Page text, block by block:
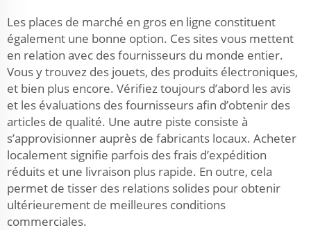
Les places de marché en gros en ligne constituent
également une bonne option. Ces sites vous mettent
en relation avec des fournisseurs du monde entier.
Vous y trouvez des jouets, des produits électroniques,
et bien plus encore. Vérifiez toujours d’abord les avis
et les évaluations des fournisseurs afin d’obtenir des
articles de qualité. Une autre piste consiste à
s’approvisionner auprès de fabricants locaux. Acheter
localement signifie parfois des frais d’expédition
réduits et une livraison plus rapide. En outre, cela
permet de tisser des relations solides pour obtenir
ultérieurement de meilleures conditions
commerciales.